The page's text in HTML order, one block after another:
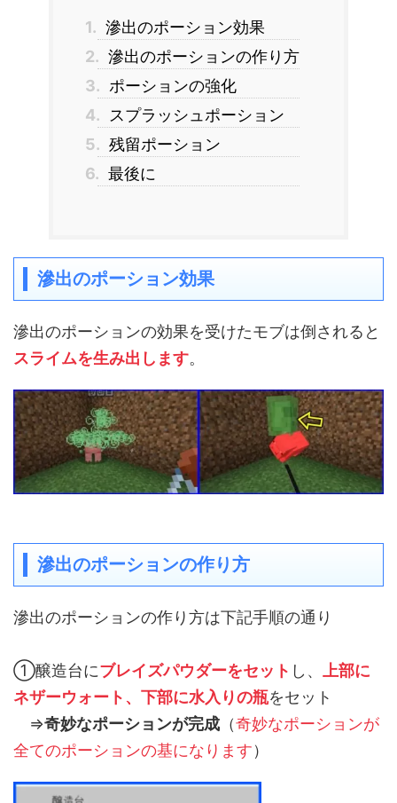
1. 滲出のポーション効果
2. 滲出のポーションの作り方
3. ポーションの強化
4.
スプラッシュポーション
5. 残留ポーション
6. 最後に
滲出のポーション効果
滲出のポーションの効果を受けたモブは倒されると
スライムを生み出します。
滲出のポーションの作り方
滲出のポーションの作り方は下記手順の通り
①醸造台にブレイズパウダーをセット し、
上部に
ネザーウォート、下部に水入りの瓶をセット
⇒奇妙なポーションが完成 （奇妙なポーションが
全てのポーションの基になります）